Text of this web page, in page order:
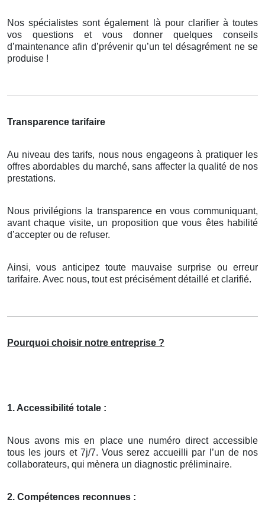
Nos spécialistes sont également là pour clarifier à toutes
vos questions et vous donner quelques conseils
d’maintenance afin d’prévenir qu’un tel désagrément ne se
produise !
Transparence tarifaire
Au niveau des tarifs, nous nous engageons à pratiquer les
offres abordables du marché, sans affecter la qualité de nos
prestations.
Nous privilégions la transparence en vous communiquant,
avant chaque visite, un proposition que vous êtes habilité
d’accepter ou de refuser.
Ainsi, vous anticipez toute mauvaise surprise ou erreur
tarifaire. Avec nous, tout est précisément détaillé et clarifié.
Pourquoi choisir notre entreprise ?
1. Accessibilité totale :
Nous avons mis en place une numéro direct accessible
tous les jours et 7j/7. Vous serez accueilli par l’un de nos
collaborateurs, qui mènera un diagnostic préliminaire.
2. Compétences reconnues :